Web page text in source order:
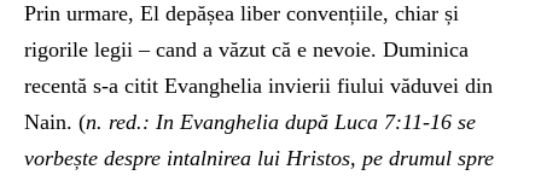
Prin urmare, El depășea liber convențiile, chiar și
rigorile legii – cand a văzut că e nevoie. Duminica
recentă s-a citit Evanghelia invierii fiului văduvei din
Nain. (n. red.: In Evanghelia după Luca 7:11-16 se
vorbește despre intalnirea lui Hristos, pe drumul spre